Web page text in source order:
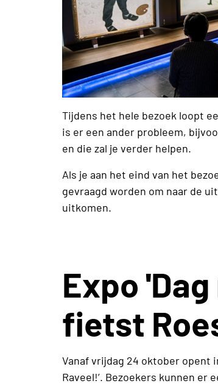
Tijdens het hele bezoek loopt
is er een ander probleem,
en die zal je verder helpen.
Als je aan het eind van het
gevraagd worden om naar de
uitkomen.
Expo
fietst
Vanaf vrijdag 24 oktober opent
Raveel!’. Bezoekers kunnen